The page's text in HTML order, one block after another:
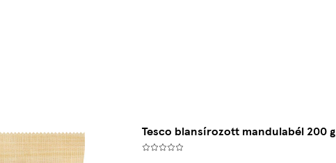
Tesco blansírozott mandulabél 200 g